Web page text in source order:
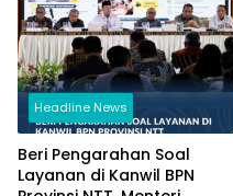
Headline News
Beri Pengarahan Soal
Layanan di Kanwil BPN